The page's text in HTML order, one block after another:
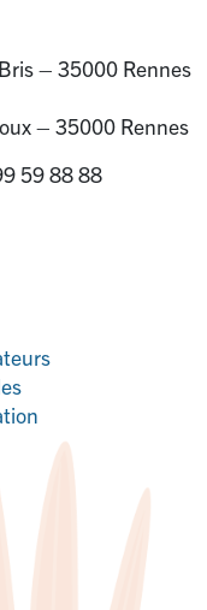
– 35000 Rennes
– 35000 Rennes
59 88 88